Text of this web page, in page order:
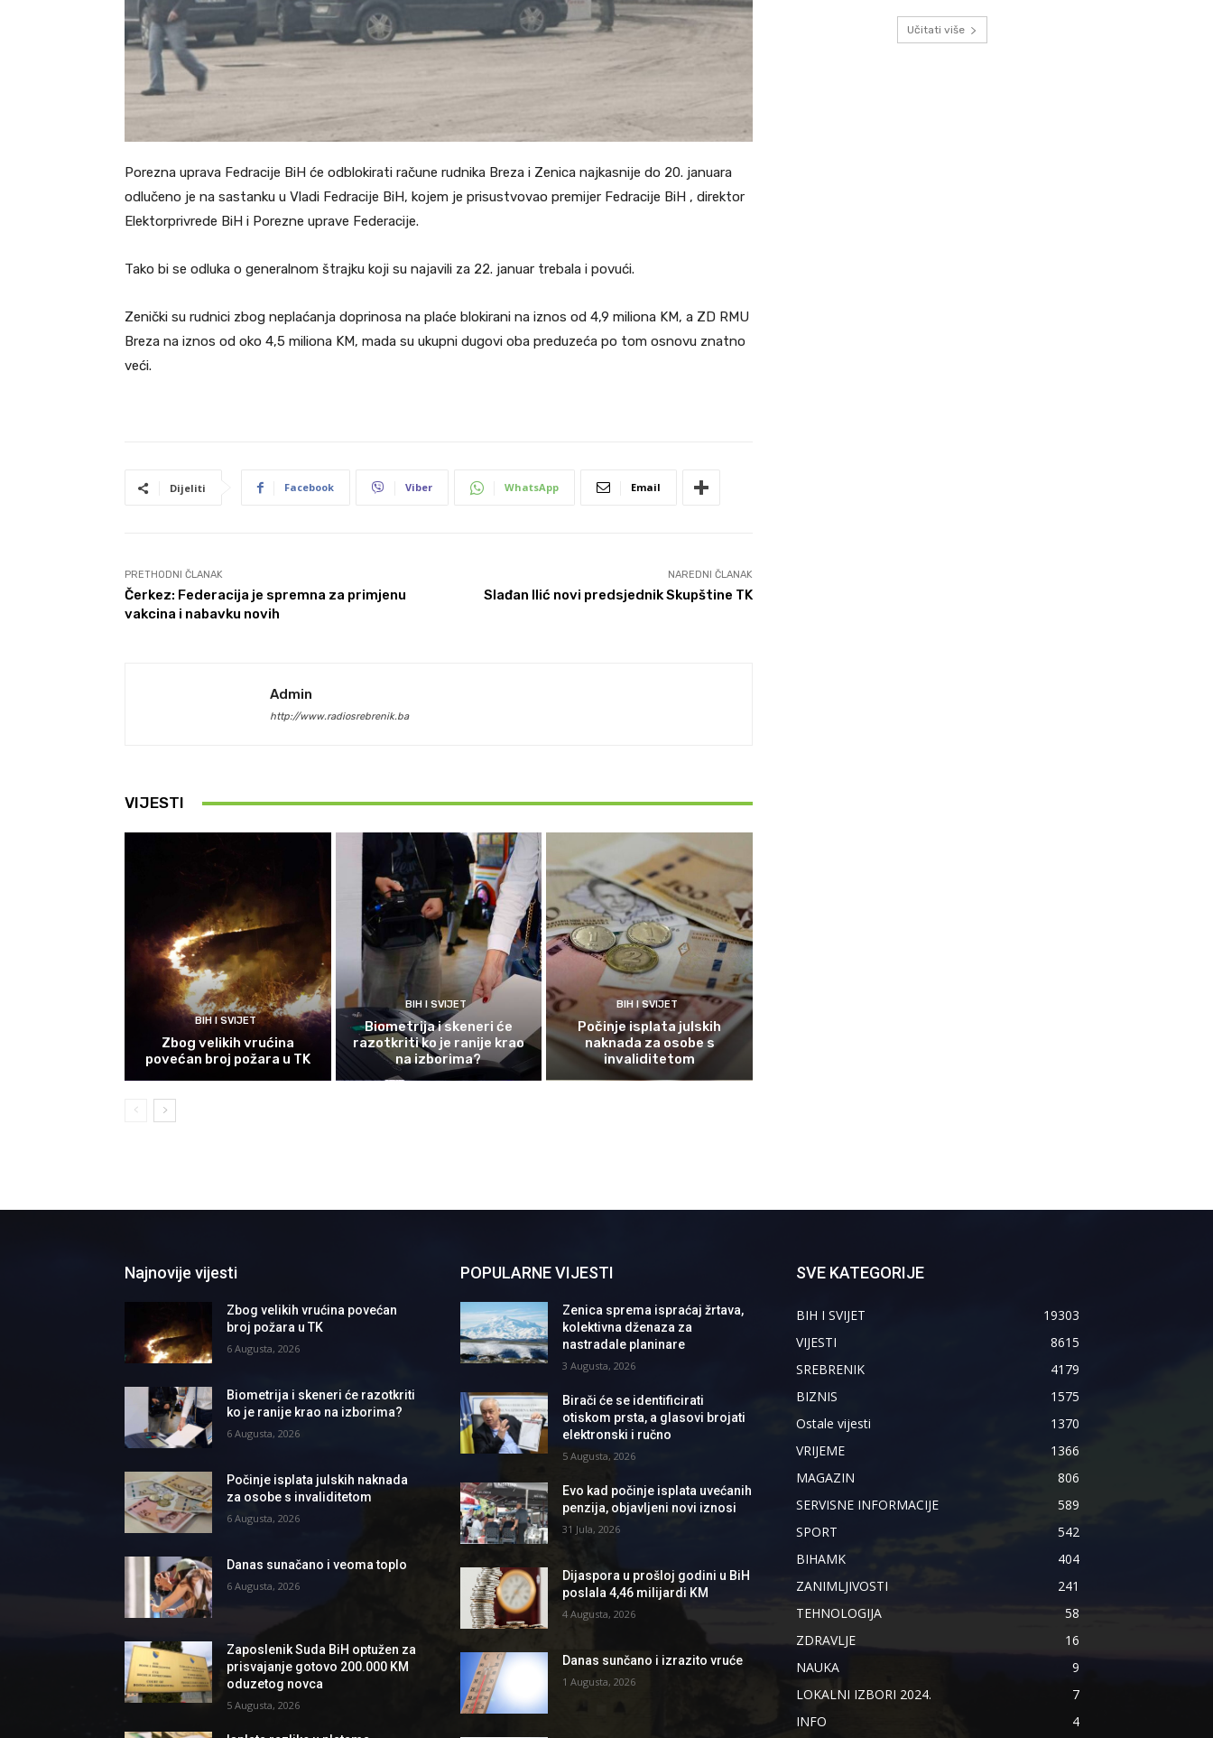
Porezna uprava Fedracije BiH će odblokirati račune rudnika Breza i Zenica najkasnije do 20. januara
odlučeno je na sastanku u Vladi Fedracije BiH, kojem je prisustvovao premijer Fedracije BiH , direktor
Elektorprivrede BiH i Porezne uprave Federacije.
Tako bi se odluka o generalnom štrajku koji su najavili za 22. januar trebala i povući.
Zenički su rudnici zbog neplaćanja doprinosa na plaće blokirani na iznos od 4,9 miliona KM, a ZD RMU
Breza na iznos od oko 4,5 miliona KM, mada su ukupni dugovi oba preduzeća po tom osnovu znatno
veći.
Dijeliti Facebook Viber WhatsApp Email
PRETHODNI ČLANAK
Čerkez: Federacija je spremna za primjenu
vakcina i nabavku novih
NAREDNI ČLANAK
Slađan Ilić novi predsjednik Skupštine TK
Admin
http://www.radiosrebrenik.ba
VIJESTI
BIH I SVIJET
Zbog velikih vrućina
povećan broj požara u TK
BIH I SVIJET
Biometrija i skeneri će
razotkriti ko je ranije krao
na izborima?
BIH I SVIJET
Počinje isplata julskih
naknada za osobe s
invaliditetom
Učitati više
Najnovije vijesti
Zbog velikih vrućina povećan
broj požara u TK
6 Augusta, 2026
Biometrija i skeneri će razotkriti
ko je ranije krao na izborima?
6 Augusta, 2026
Počinje isplata julskih naknada
za osobe s invaliditetom
6 Augusta, 2026
Danas sunačano i veoma toplo
6 Augusta, 2026
Zaposlenik Suda BiH optužen za
prisvajanje gotovo 200.000 KM
oduzetog novca
5 Augusta, 2026
POPULARNE VIJESTI
Zenica sprema ispraćaj žrtava,
kolektivna dženaza za
nastradale planinare
3 Augusta, 2026
Birači će se identificirati
otiskom prsta, a glasovi brojati
elektronski i ručno
5 Augusta, 2026
Evo kad počinje isplata uvećanih
penzija, objavljeni novi iznosi
31 Jula, 2026
Dijaspora u prošloj godini u BiH
poslala 4,46 milijardi KM
4 Augusta, 2026
Danas sunčano i izrazito vruće
1 Augusta, 2026
SVE KATEGORIJE
BIH I SVIJET
19303
VIJESTI
8615
SREBRENIK
4179
BIZNIS
1575
Ostale vijesti
1370
VRIJEME
1366
MAGAZIN
806
SERVISNE INFORMACIJE
589
SPORT
542
BIHAMK
404
ZANIMLJIVOSTI
241
TEHNOLOGIJA
58
ZDRAVLJE
16
NAUKA
9
LOKALNI IZBORI 2024.
7
INFO
4